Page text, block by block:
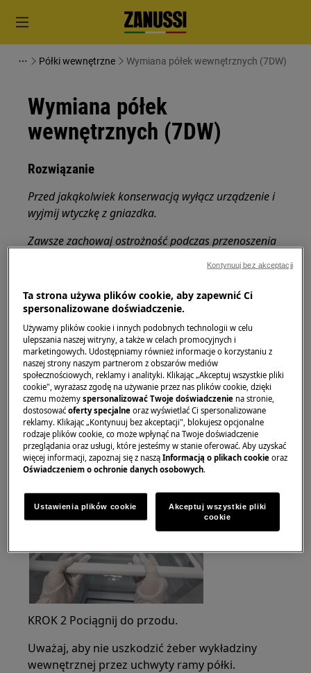
Półki wewnętrzne Wymiana półek wewnętrznych (7DW)
Wymiana półek
wewnętrznych (7DW)
Rozwiązanie
Przed jakąkolwiek konserwacją wyłącz urządzenie i
wyjmij wtyczkę zgniazdka.
Zawsze zachowaj ostrożność podczas przenoszenia
przenoszenia potrzebne są dwie osoby.
Zawsze używaj rękawic ochronnych i załączonego
obuwia.
Należy pamiętać, że samodzielna naprawa lub
naprawa nieprofesjonalna może mieć konsekwencje
dla bezpieczeństwa, jeśli nie zostanie wykonana
prawidłowo
1. Półki na żywność
KROK 1 Podnieś półkę z powrotem.
KROK 2 Pociągnij do przodu.
Uważaj, aby nie uszkodzić żeber wykładziny
wewnętrznej przez uchwyty ramy półki.
Ta strona używa plików cookie, aby zapewnić Ci
spersonalizowane doświadczenie.
Używamy plików cookie i innych podobnych technologii w celu
ulepszania naszej witryny, a także w celach promocyjnych i
marketingowych. Udostępniamy również informacje o korzystaniu z
naszej strony naszym partnerom z obszarów mediów
społecznościowych, reklamy i analityki. Klikając „Akceptuj wszystkie pliki
cookie", wyrażasz zgodę na używanie przez nas plików cookie, dzięki
czemu możemyspersonalizować Twoje doświadczenie na stronie,
dostosowaćoferty specjalne oraz wyświetlać Ci spersonalizowane
reklamy. Klikając „Kontynuuj bez akceptacji", blokujesz opcjonalne
rodzaje plików cookie, co może wpłynąć na Twoje doświadczenie
przeglądania oraz usługi, które jesteśmy w stanie oferować. Aby uzyskać
więcej informacji, zapoznaj się z nasząInformacją o plikach cookie oraz
Oświadczeniem o ochronie danych osobowych.
Ustawienia plików cookie
Akceptuj wszystkie pliki
cookie
Kontynuuj bez akceptacji